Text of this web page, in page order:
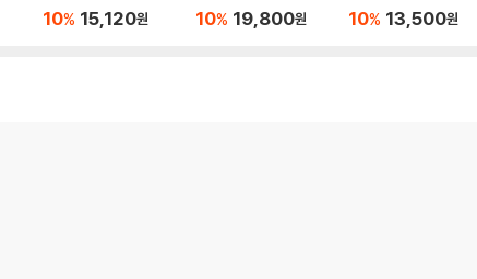
10% 15,120원
주 식단
10% 19,800원 10% 13,500원